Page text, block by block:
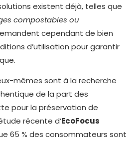
existent déjà, telles que
compostables ou
cependant de bien
d’utilisation pour garantir
mêmes sont à la recherche
de la part des
pour la préservation de
récente d’EcoFocus
65 % des consommateurs sont